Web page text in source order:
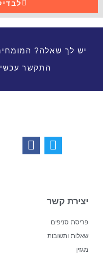
יש לך שאלה?
התקשר עכשיו 077-237-
יצירת קשר
פריסת סניפים
שאלות ותשובות
מגזין